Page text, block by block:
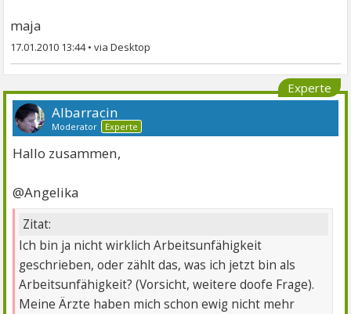
maja
17.01.2010 13:44•
Experte
Albarracin
Moderator Experte
Hallo zusammen,
@Angelika
Zitat:
Ich bin ja nicht wirklich Arbeitsunfähigkeit
geschrieben, oder zählt das, was ich jetzt bin als
Arbeitsunfähigkeit? (Vorsicht, weitere doofe Frage).
Meine Ärzte haben mich schon ewig nicht mehr